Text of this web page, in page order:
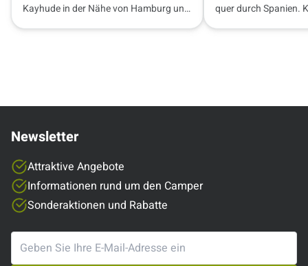
Kayhude in der Nähe von Hamburg und
übernahmen pünktlich unseren
quer durch Spanien.
unseren Roadtrip!
Newsletter
Attraktive Angebote
Informationen rund um den Camper
Sonderaktionen und Rabatte